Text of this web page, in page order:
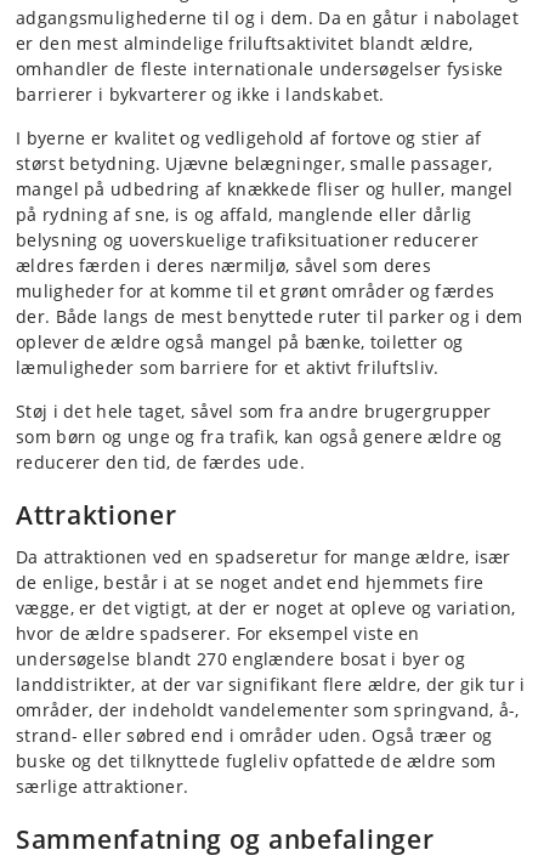
adgangsmulighederne til og i dem. Da en gåtur i nabolaget
er den mest almindelige friluftsaktivitet blandt ældre,
omhandler de fleste internationale undersøgelser fysiske
barrierer i bykvarterer og ikke i landskabet.
I byerne er kvalitet og vedligehold af fortove og stier af
størst betydning. Ujævne belægninger, smalle passager,
mangel på udbedring af knækkede fliser og huller, mangel
på rydning af sne, is og affald, manglende eller dårlig
belysning og uoverskuelige trafiksituationer reducerer
ældres færden i deres nærmiljø, såvel som deres
muligheder for at komme til et grønt områder og færdes
der. Både langs de mest benyttede ruter til parker og i dem
oplever de ældre også mangel på bænke, toiletter og
læmuligheder som barriere for et aktivt friluftsliv.
Støj i det hele taget, såvel som fra andre brugergrupper
som børn og unge og fra trafik, kan også genere ældre og
reducerer den tid, de færdes ude.
Attraktioner
Da attraktionen ved en spadseretur for mange ældre, især
de enlige, består i at se noget andet end hjemmets fire
vægge, er det vigtigt, at der er noget at opleve og variation,
hvor de ældre spadserer. For eksempel viste en
undersøgelse blandt 270 englændere bosat i byer og
landdistrikter, at der var signifikant flere ældre, der gik tur i
områder, der indeholdt vandelementer som springvand, å-,
strand- eller søbred end i områder uden. Også træer og
buske og det tilknyttede fugleliv opfattede de ældre som
særlige attraktioner.
Sammenfatning og anbefalinger